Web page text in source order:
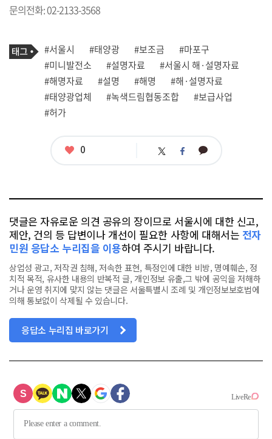
문의전화: 02-2133-3568
기
사
관
련
태
그
태
그
#서울시 #태양광 #보조금
#마포구
#미니발전소
#설명자료
#서울시 해·설명자료
#해명자료
#설명 #해명
#해·설명자료
#태양광업체
#녹색드림협동조합
#보급사업
#허가
좋
0 트 페 카
댓글은 자유로운 의견 공유의 장이므로 서울시에 대한 신고,
제안, 건의 등 답변이나 개선이 필요한 사항에 대해서는 전자
민원 응답소 누리집을 이용하여 주시기 바랍니다.
상업성 광고, 저작권 침해, 저속한 표현, 특정인에 대한 비방, 명예훼손, 정
치적 목적, 유사한 내용의 반복적 글, 개인정보 유출,그 밖에 공익을 저해하
거나 운영 취지에 맞지 않는 댓글은 서울특별시 조례 및 개인정보보호법에
의해 통보없이 삭제될 수 있습니다.
응답소 누리집 바로가기